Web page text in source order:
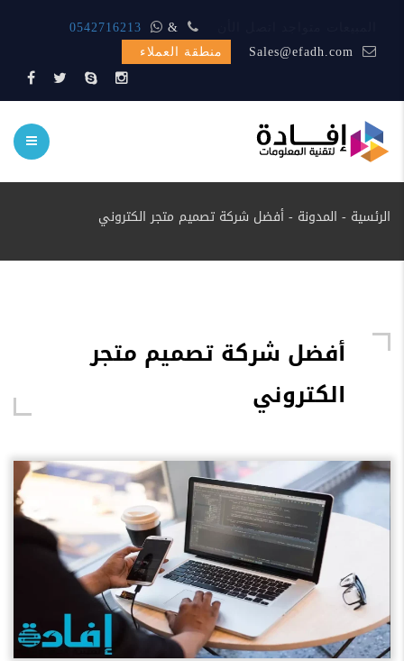
&
0542716213
منطقة العملاء
الرئسية - المدونة -أفضل شركة تصميم متجر الكتروني
أفضل شركة تصميم متجر
الكتروني